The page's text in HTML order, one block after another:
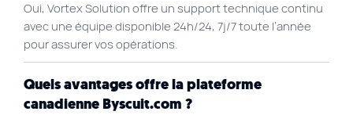
Oui, Vortex Solution offre un support technique continu
avec une équipe disponible 24h/24, 7j/7 toute l’année
pour assurer vos opérations.
Quels avantages offre la plateforme
canadienne Byscuit.com ?